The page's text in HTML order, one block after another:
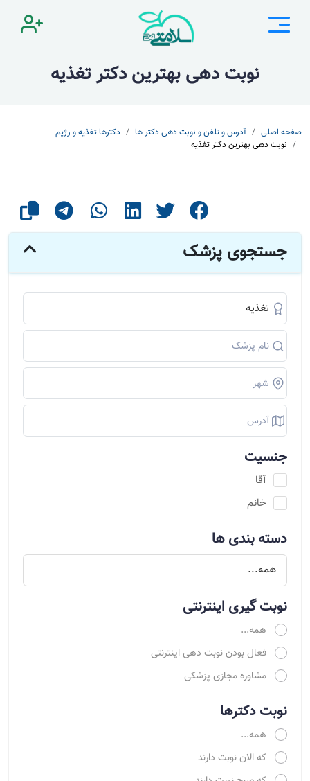
نوبت دهی بهترین دکتر تغذیه
صفحه اصلی آدرس و تلفن و نوبت دهی دکتر ها
دکترها تغذیه و رژیم
نوبت دهی بهترین دکتر تغذیه
جستجوی پزشک
جنسیت
آقا
خانم
دسته بندی ها
نوبت گیری اینترنتی
همه...
فعال بودن نوبت دهی اینترنتی
مشاوره مجازی پزشکی
نوبت دکترها
همه...
که الان نوبت دارند